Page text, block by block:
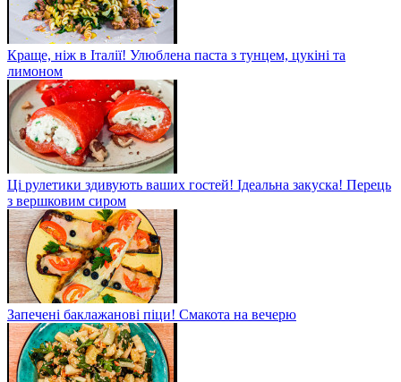
Краще, ніж в Італії! Улюблена паста з тунцем, цукіні та
лимоном
Ці рулетики здивують ваших гостей! Ідеальна закуска! Перець
з вершковим сиром
Запечені баклажанові піци! Смакота на вечерю